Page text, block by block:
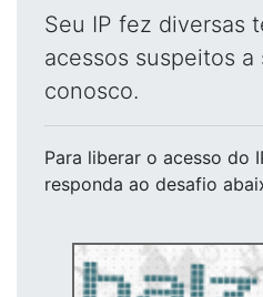
Seu IP fez diversas
acessos suspeitos
conosco.
Para liberar o acesso do
responda ao desafio